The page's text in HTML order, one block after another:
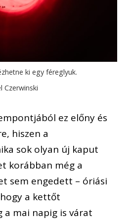
ki egy féreglyuk.
Czerwinski
ez előny és
hiszen a
sok olyan új kaput
korábban még a
sem engedett – óriási
a kettőt
a mai napig is várat